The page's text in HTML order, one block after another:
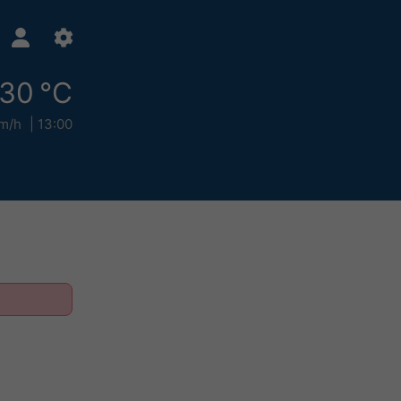
30 °C
h 13:00